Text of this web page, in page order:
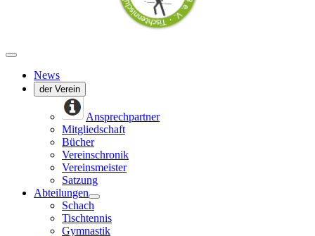
News
der Verein
Ansprechpartner
Mitgliedschaft
Bücher
Vereinschronik
Vereinsmeister
Satzung
Abteilungen
Schach
Tischtennis
Gymnastik